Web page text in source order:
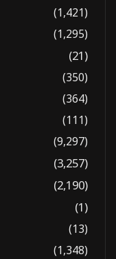
(1,421)
(1,295)
(21)
(350)
(364)
(111)
(9,297)
(3,257)
(2,190)
(1)
(13)
(1,348)